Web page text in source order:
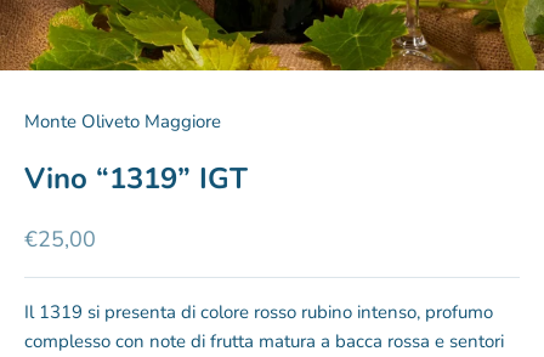
Monte Oliveto Maggiore
Vino “1319” IGT
Prezzo scontato
€25,00
Il 1319 si presenta di colore rosso rubino intenso, profumo
complesso con note di frutta matura a bacca rossa e sentori